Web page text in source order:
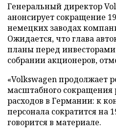
Генеральный директор
анонсирует сокращение
немецких заводах
Ожидается, что глава
планы перед
собрании акционеров,
«Volkswagen продолжает
масштабного сокращения
расходов в Германии: к
персонала сократится на
говорится в материале.